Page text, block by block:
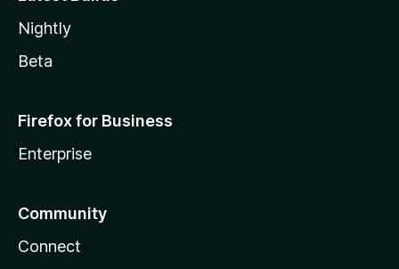
Nightly
Beta
Firefox for Business
Enterprise
Community
Connect